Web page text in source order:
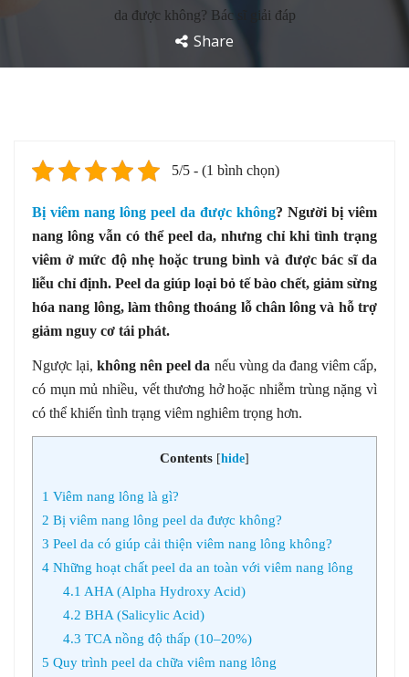
da được không? Bác sĩ giải đáp
Share
5/5 - (1 bình chọn)
Bị viêm nang lông peel da được không? Người bị viêm
nang lông vẫn có thể peel da, nhưng chỉ khi tình trạng
viêm ở mức độ nhẹ hoặc trung bình và được bác sĩ da
liễu chỉ định. Peel da giúp loại bỏ tế bào chết, giảm sừng
hóa nang lông, làm thông thoáng lỗ chân lông và hỗ trợ
giảm nguy cơ tái phát.
Ngược lại,không nên peel da nếu vùng da đang viêm cấp,
có mụn mủ nhiều, vết thương hở hoặc nhiễm trùng nặng vì
có thể khiến tình trạng viêm nghiêm trọng hơn.
Contents [hide]
1 Viêm nang lông là gì?
2 Bị viêm nang lông peel da được không?
3 Peel da có giúp cải thiện viêm nang lông không?
4 Những hoạt chất peel da an toàn với viêm nang lông
4.1 AHA (Alpha Hydroxy Acid)
4.2 BHA (Salicylic Acid)
4.3 TCA nồng độ thấp (10–20%)
5 Quy trình peel da chữa viêm nang lông